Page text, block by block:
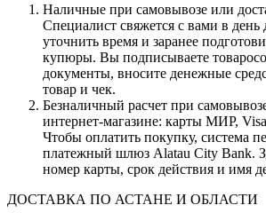
Наличные при самовывозе или
Специалист свяжется с вами в день
уточнить время и заранее
купюры. Вы подписываете
документы, вносите денежные
товар и чек.
Безналичный расчет при
интернет-магазине: карты МИР,
Чтобы оплатить покупку, система
платежный шлюз Alatau City Bank.
номер карты, срок действия и имя
ДОСТАВКА ПО АСТАНЕ И ОБЛАСТИ